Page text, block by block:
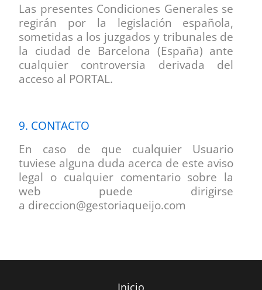
Las presentes Condiciones Generales se
regirán por la legislación española,
sometidas a los juzgados y tribunales de
la ciudad de Barcelona (España) ante
cualquier controversia derivada del
acceso al PORTAL.
9. CONTACTO
En caso de que cualquier Usuario
tuviese alguna duda acerca de este aviso
legal o cualquier comentario sobre la
web puede dirigirse
a direccion@gestoriaqueijo.com
Inicio